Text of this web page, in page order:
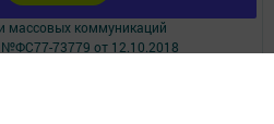
массовых коммуникаций
73779 от 12.10.2018